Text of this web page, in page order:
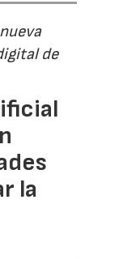
de
la